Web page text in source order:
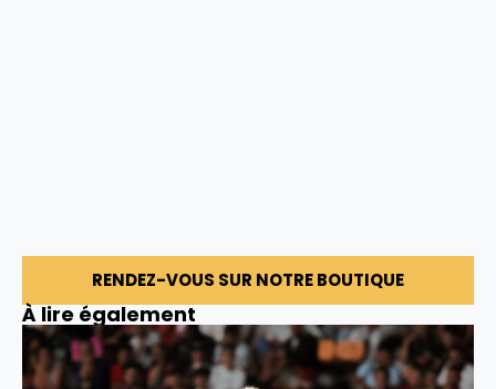
RENDEZ-VOUS SUR NOTRE BOUTIQUE
À lire également